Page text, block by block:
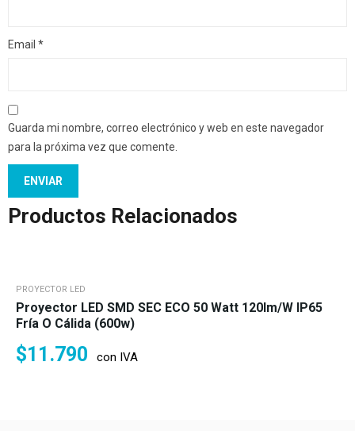
Email *
Guarda mi nombre, correo electrónico y web en este navegador
para la próxima vez que comente.
Productos Relacionados
PROYECTOR LED
Proyector LED SMD SEC ECO 50 Watt 120lm/w IP65
Fría O Cálida (600w)
$11.790 con IVA